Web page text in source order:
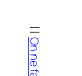
contenu